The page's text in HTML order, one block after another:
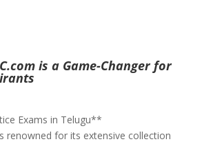
is a Game-Changer for
Exams in Telugu**
renowned for its extensive collection